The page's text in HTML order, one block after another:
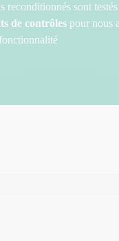
reconditionnés sont
de contrôles pour nous